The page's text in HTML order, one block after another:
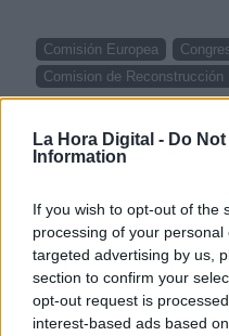
La Hora Digital - Do
Information
If you wish to opt-out of the
processing of your
targeted advertising by us,
section to confirm your
opt-out request is
interest-based ads based
Comisión Europea
Comision de Reconstrucción
NOTICIAS